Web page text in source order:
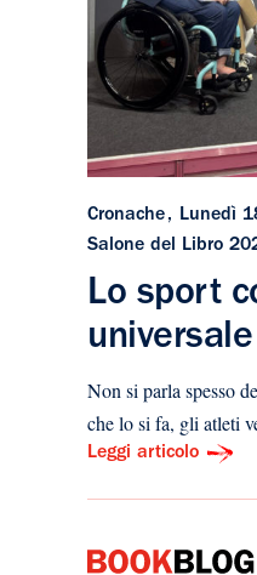
Cronache
Lunedì
Salone del Libro
Lo sport
universale
Non si parla spesso
che lo si fa, gli atleti
Leggi articolo